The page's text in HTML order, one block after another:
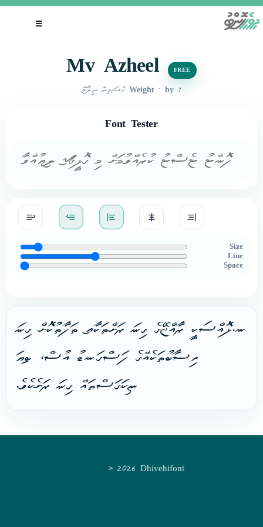
Skip
to
☰
Mv Azheel FREE
1 Weight • by ހުސައިން ނިޔާޒް
Font Tester
Size
Line
Space
ނ.ޅޮއްސަކީ ރާއްޖޭގެ ގިނަ ރަށްތަކާއި ތަފާތުކޮށް ގިނަ
ހިސާބުތަކެއްގެ ފަސްގަނޑު އުސް، ބިޔަ
ނިކަގަސްތައް ގިނަ ރަށެކެވެ.
© 2026 Dhivehifont